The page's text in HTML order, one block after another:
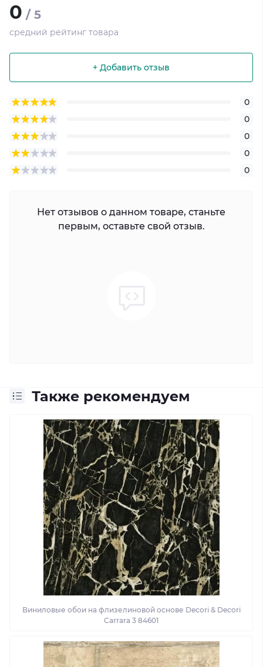
0 / 5
средний рейтинг товара
+ Добавить отзыв
0
0
0
0
0
Нет отзывов о данном товаре, станьте
первым, оставьте свой отзыв.
Также рекомендуем
Виниловые обои на флизелиновой основе Decori & Decori
Carrara 3 84601